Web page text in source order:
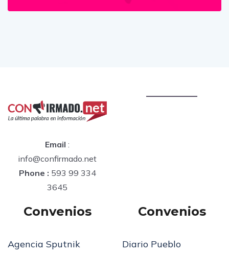
Email :
info@confirmado.net
Phone : 593 99 334
3645
Convenios
Agencia Sputnik
Convenios
Diario Pueblo